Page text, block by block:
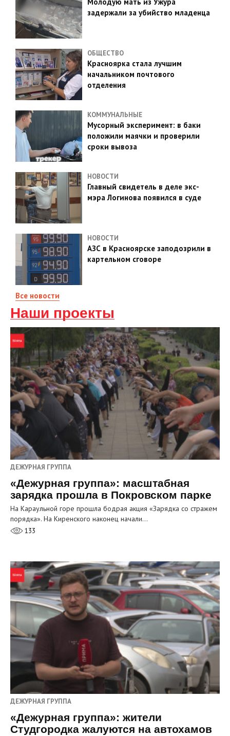
задержали за убийство младенца
ОБЩЕСТВО
Красноярка стала лучшим
начальником почтового
отделения
КОММУНАЛЬНЫЕ
Мусорный эксперимент: в баки
положили маячки и проверили
сроки вывоза
НОВОСТИ
Главный свидетель в деле экс-
мэра Логинова появился в суде
НОВОСТИ
АЗС в Красноярске заподозрили в
картельном сговоре
Все новости
Наши проекты
ДЕЖУРНАЯ ГРУППА
«Дежурная группа»: масштабная
зарядка прошла в Покровском парке
На Караульной горе прошла бодрая акция «Зарядка со стражем
порядка». На Киренского наконец начали…
133
ДЕЖУРНАЯ ГРУППА
«Дежурная группа»: жители
Студгородка жалуются на автохамов